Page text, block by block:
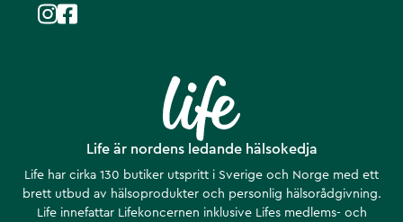
Life är nordens ledande hälsokedja
Life har cirka 130 butiker utspritt i Sverige och Norge med ett
brett utbud av hälsoprodukter och personlig hälsorådgivning.
Life innefattar Lifekoncernen inklusive Lifes medlems- och